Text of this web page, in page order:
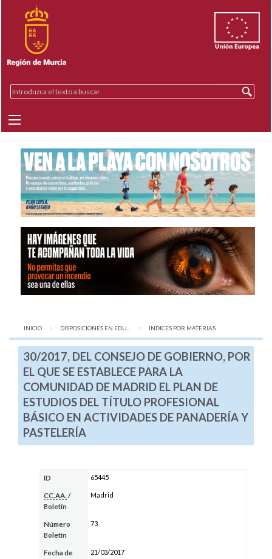
INICIO DISPOSICIONES EN EDU... AQUÍ:
ÍNDICES POR MATERIAS
30/2017, DEL CONSEJO DE GOBIERNO, POR
EL QUE SE ESTABLECE PARA LA
COMUNIDAD DE MADRID EL PLAN DE
ESTUDIOS DEL TÍTULO PROFESIONAL
BÁSICO EN ACTIVIDADES DE PANADERÍA Y
PASTELERÍA
ID 65445
CC.AA. /
Boletín
Madrid
Número
Boletín
73
Fecha de
21/03/2017